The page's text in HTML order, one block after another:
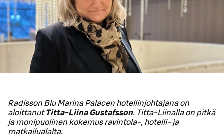
Radisson Blu Marina Palacen hotellinjohtajana on
aloittanutTitta-Liina Gustafsson. Titta-Liinalla on pitkä
ja monipuolinen kokemus ravintola-, hotelli- ja
matkailualalta.